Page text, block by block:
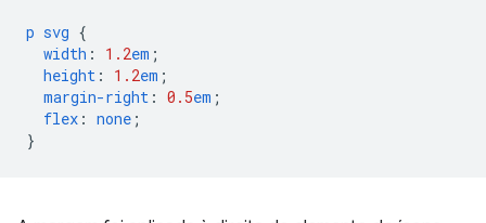
p svg {
width : 1.2em ;
height : 1.2em ;
margin-right : 0.5em ;
flex : none ;
}